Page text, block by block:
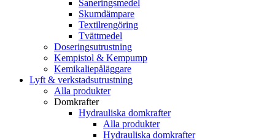
Saneringsmedel
Skumdämpare
Textilrengöring
Tvättmedel
Doseringsutrustning
Kempistol & Kempump
Kemikaliepåläggare
Lyft & verkstadsutrustning
Alla produkter
Domkrafter
Hydrauliska domkrafter
Alla produkter
Hydrauliska domkrafter